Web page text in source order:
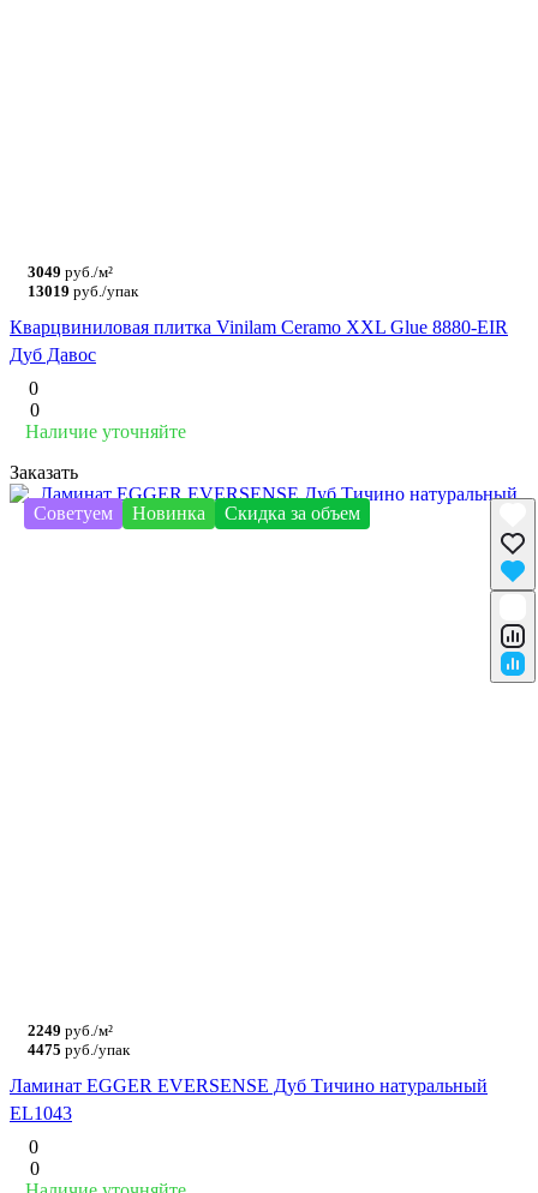
3049 руб./м²
13019 руб./упак
Кварцвиниловая плитка Vinilam Ceramo XXL Glue 8880-EIR
Дуб Давос
0
0
Наличие уточняйте
Заказать
Советуем
Новинка Скидка за объем
2249 руб./м²
4475 руб./упак
Ламинат EGGER EVERSENSE Дуб Тичино натуральный
EL1043
0
0